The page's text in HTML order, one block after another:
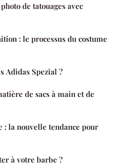
de tatouages avec
: le processus du costume
Adidas Spezial ?
de sacs à main et de
: la nouvelle tendance pour
à votre barbe ?